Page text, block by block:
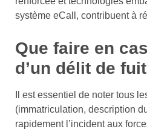
système eCall, contribuent à
Que faire en
d’un délit de
Il est essentiel de noter tous
(immatriculation, description
rapidement l’incident aux